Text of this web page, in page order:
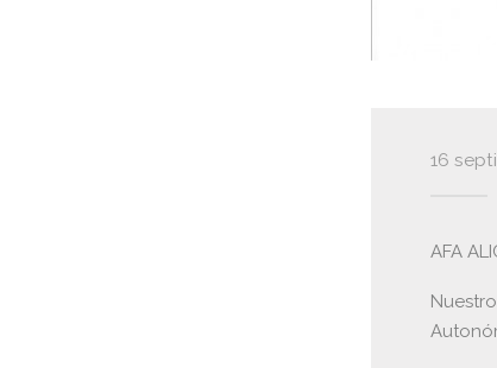
16
AFA